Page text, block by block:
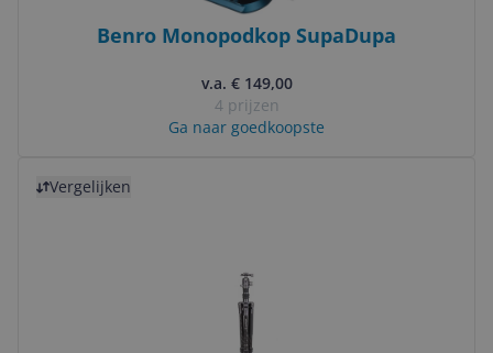
Benro Monopodkop SupaDupa
v.a. € 149,00
4 prijzen
Ga naar goedkoopste
Vergelijken